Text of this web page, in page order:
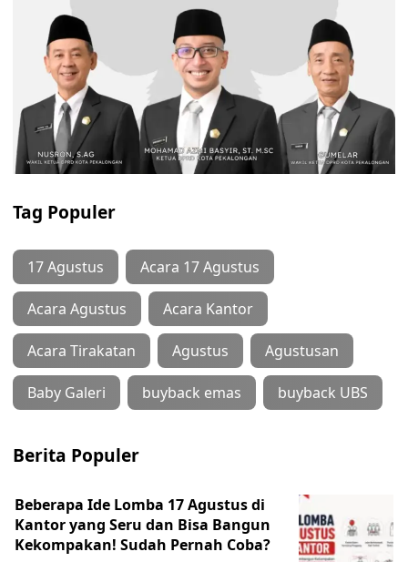
Tag Populer
17 Agustus Acara 17 Agustus
Acara Agustus Acara Kantor
Acara Tirakatan Agustus Agustusan
Baby Galeri buyback emas buyback UBS
Berita Populer
Beberapa Ide Lomba 17 Agustus di
Kantor yang Seru dan Bisa Bangun
Kekompakan! Sudah Pernah Coba?